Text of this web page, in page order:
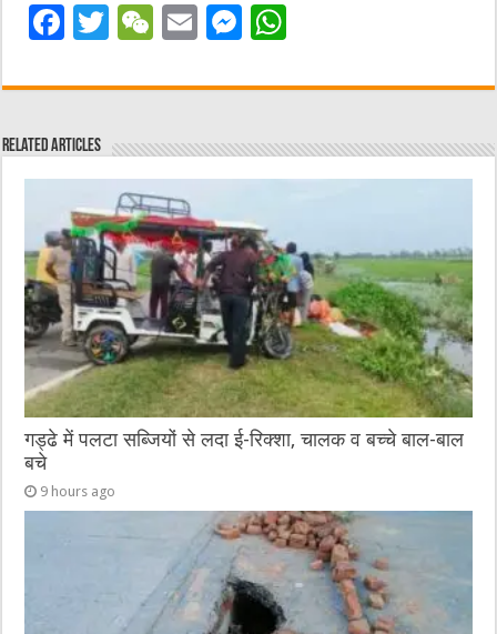
F
c
e
b
o
o
k
T
it
r
W
C
at
E
ai
M
ss
n
er
at
A
p
Related Articles
गड्ढे में पलटा सब्जियों से लदा ई-रिक्शा, चालक व बच्चे बाल-बाल
बचे
9 hours ago